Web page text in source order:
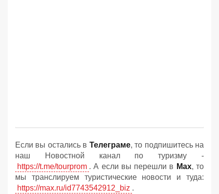
Если вы остались в Телеграме, то подпишитесь на
наш Новостной канал по туризму -
https://t.me/tourprom . А если вы перешли в Мах, то
мы транслируем туристические новости и туда:
https://max.ru/id7743542912_biz .